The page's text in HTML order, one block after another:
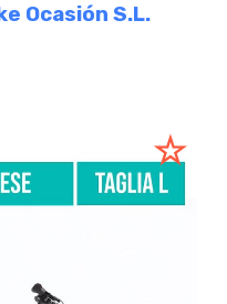
Ocasión S.L.